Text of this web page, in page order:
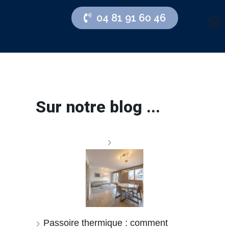
04 81 91 60 46
Sur notre blog ...
Passoire thermique : comment